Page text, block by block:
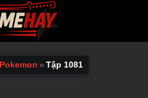
Pokemon » Tập 1081